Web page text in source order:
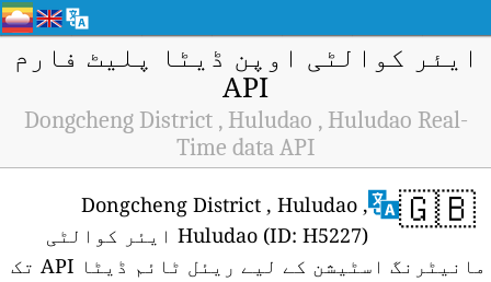
ایئر کوالٹی اوپن ڈیٹا پلیٹ فارم
API
Dongcheng District , Huludao , Huludao Real-
Time data API
🇬🇧
Dongcheng District , Huludao ,
Huludao (ID: H5227) ایئر کوالٹی
مانیٹرنگ اسٹیشن کے لیے ریئل ٹائم ڈیٹا API تک